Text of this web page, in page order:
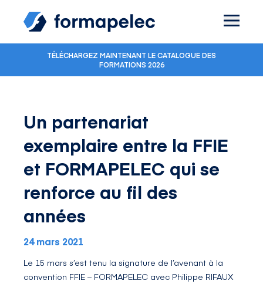
TÉLÉCHARGEZ MAINTENANT LE CATALOGUE DES
FORMATIONS 2026
Un partenariat
exemplaire entre la FFIE
et FORMAPELEC qui se
renforce au fil des
années
24 mars 2021
Le 15 mars s’est tenu la signature de l’avenant à la
convention FFIE – FORMAPELEC avec Philippe RIFAUX